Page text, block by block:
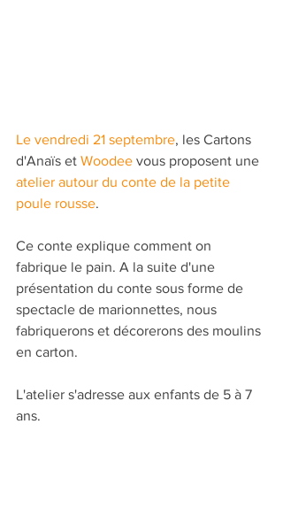
Le vendredi 21 septembre, les Cartons
d'Anaïs et Woodee vous proposent une
atelier autour du conte de la petite
poule rousse.
Ce conte explique comment on
fabrique le pain. A la suite d'une
présentation du conte sous forme de
spectacle de marionnettes, nous
fabriquerons et décorerons des moulins
en carton.
L'atelier s'adresse aux enfants de 5 à 7
ans.